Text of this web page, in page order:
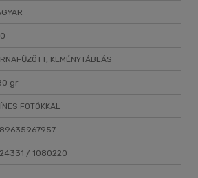
KEMÉNYTÁBLÁS
gr
FOTÓKKAL
/ 1080220